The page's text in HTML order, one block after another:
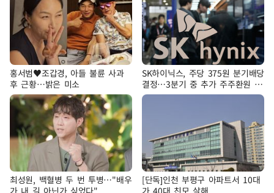
홍서범♥조갑경, 아들 불륜 사과
후 근황…밝은 미소
SK하이닉스, 주당 375원 분기배당
결정…3분기 중 추가 주주환원 발
표
최성원, 백혈병 두 번 투병…"배우
가 내 길 아닌가 싶었다"
[단독]인천 부평구 아파트서 10대
가 40대 친모 살해